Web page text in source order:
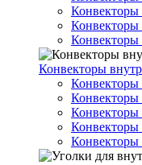
Конвекторы
Конвекторы
Конвекторы
Конвекторы
Конвекторы
Конвекторы
Конвекторы
Конвекторы
Конвекторы